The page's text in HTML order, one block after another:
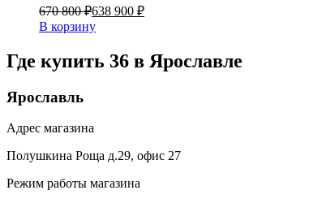
670 800 ₽638 900 ₽
В корзину
Где купить 36 в Ярославле
Ярославль
Адрес магазина
Полушкина Роща д.29, офис 27
Режим работы магазина